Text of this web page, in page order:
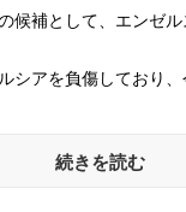
候補として、エンゼ
シアを負傷しており
続きを読む